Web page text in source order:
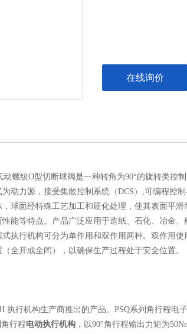
在线询价
螺纹O型切断球阀是一种转角为90°的旋转类控
动力源，接受集散控制系统（DCS）,可编程控
球面经特殊工艺加工和硬化处理，使其表面平
能等特点。产品广泛应用于造纸、石化、冶金
执行机构可分为单作用和双作用两种。双作用
全开或全闭），以确保生产过程处于安全位置。
执行机构生产商推出的产品。PSQ系列角行程电
行程电动执行机构 ，以90°角行程输出力矩为